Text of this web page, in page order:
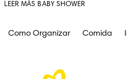
LEER MÁS BABY SHOWER
Como Organizar Comida